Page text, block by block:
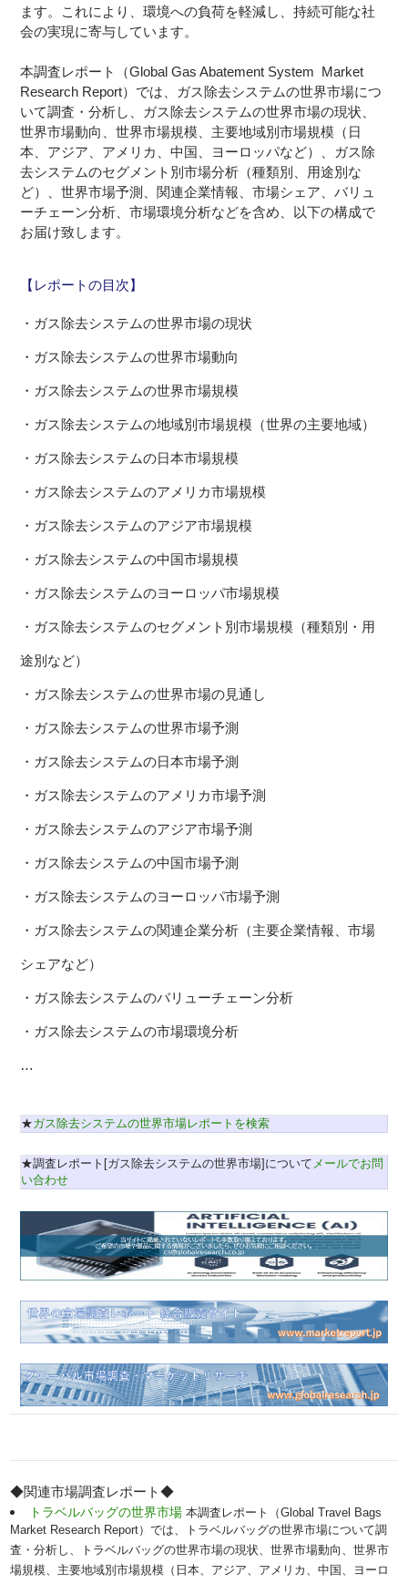
ます。これにより、環境への負荷を軽減し、持続可能な社
会の実現に寄与しています。
本調査レポート（Global Gas Abatement System Market
Research Report）では、ガス除去システムの世界市場につ
いて調査・分析し、ガス除去システムの世界市場の現状、
世界市場動向、世界市場規模、主要地域別市場規模（日
本、アジア、アメリカ、中国、ヨーロッパなど）、ガス除
去システムのセグメント別市場分析（種類別、用途別な
ど）、世界市場予測、関連企業情報、市場シェア、バリュ
ーチェーン分析、市場環境分析などを含め、以下の構成で
お届け致します。
【レポートの目次】
・ガス除去システムの世界市場の現状
・ガス除去システムの世界市場動向
・ガス除去システムの世界市場規模
・ガス除去システムの地域別市場規模（世界の主要地域）
・ガス除去システムの日本市場規模
・ガス除去システムのアメリカ市場規模
・ガス除去システムのアジア市場規模
・ガス除去システムの中国市場規模
・ガス除去システムのヨーロッパ市場規模
・ガス除去システムのセグメント別市場規模（種類別・用
途別など）
・ガス除去システムの世界市場の見通し
・ガス除去システムの世界市場予測
・ガス除去システムの日本市場予測
・ガス除去システムのアメリカ市場予測
・ガス除去システムのアジア市場予測
・ガス除去システムの中国市場予測
・ガス除去システムのヨーロッパ市場予測
・ガス除去システムの関連企業分析（主要企業情報、市場
シェアなど）
・ガス除去システムのバリューチェーン分析
・ガス除去システムの市場環境分析
…
★ガス除去システムの世界市場レポートを検索
★調査レポート[ガス除去システムの世界市場]について メールでお問
い合わせ
◆関連市場調査レポート◆
トラベルバッグの世界市場本調査レポート（Global Travel Bags
Market Research Report）では、トラベルバッグの世界市場について調
査・分析し、トラベルバッグの世界市場の現状、世界市場動向、世界市
場規模、主要地域別市場規模（日本、アジア、アメリカ、中国、ヨーロ